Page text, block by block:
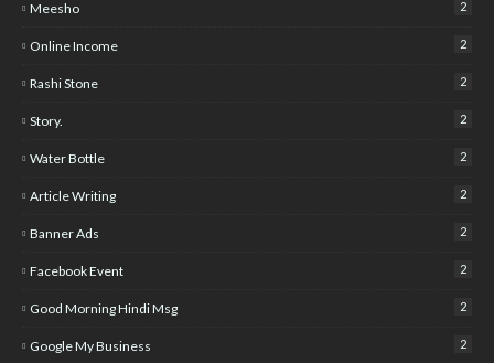
Meesho 2
Online Income 2
Rashi Stone 2
Story. 2
Water Bottle 2
Article Writing 2
Banner Ads 2
Facebook Event 2
Good Morning Hindi Msg 2
Google My Business 2